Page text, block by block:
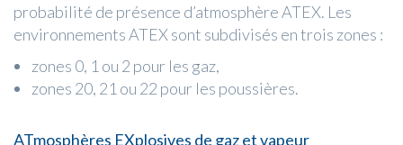
probabilité de présence d’atmosphère ATEX. Les
environnements ATEX sont subdivisés en trois zones :
zones 0, 1 ou 2 pour les gaz,
zones 20, 21 ou 22 pour les poussières.
ATmosphères EXplosives de gaz et vapeur